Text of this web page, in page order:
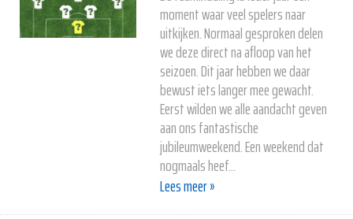
moment waar veel spelers naar
uitkijken. Normaal gesproken delen
we deze direct na afloop van het
seizoen. Dit jaar hebben we daar
bewust iets langer mee gewacht.
Eerst wilden we alle aandacht geven
aan ons fantastische
jubileumweekend. Een weekend dat
nogmaals heef...
Lees meer »